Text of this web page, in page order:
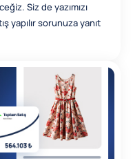
Siz de yazımızı
yapılır sorunuza yanıt